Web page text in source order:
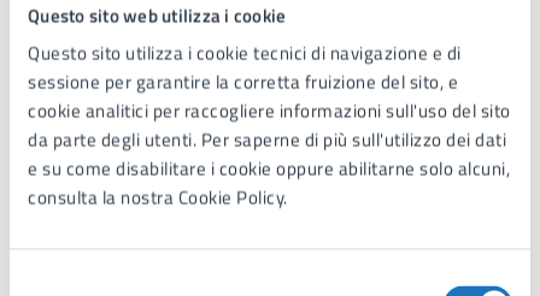
Questo sito web utilizza i cookie
Questo sito utilizza i cookie tecnici di navigazione e di
sessione per garantire la corretta fruizione del sito, e
cookie analitici per raccogliere informazioni sull'uso del sito
da parte degli utenti. Per saperne di più sull'utilizzo dei dati
e su come disabilitare i cookie oppure abilitarne solo alcuni,
consulta la nostra Cookie Policy.
Carnevale Manduriano IV edizione anno 2026
– avviso pubblico per carri allegorici e carretti
“Carnevale Manduriano IV edizione” anno 2026, avviso
pubblico per carri allegorici e carretti.